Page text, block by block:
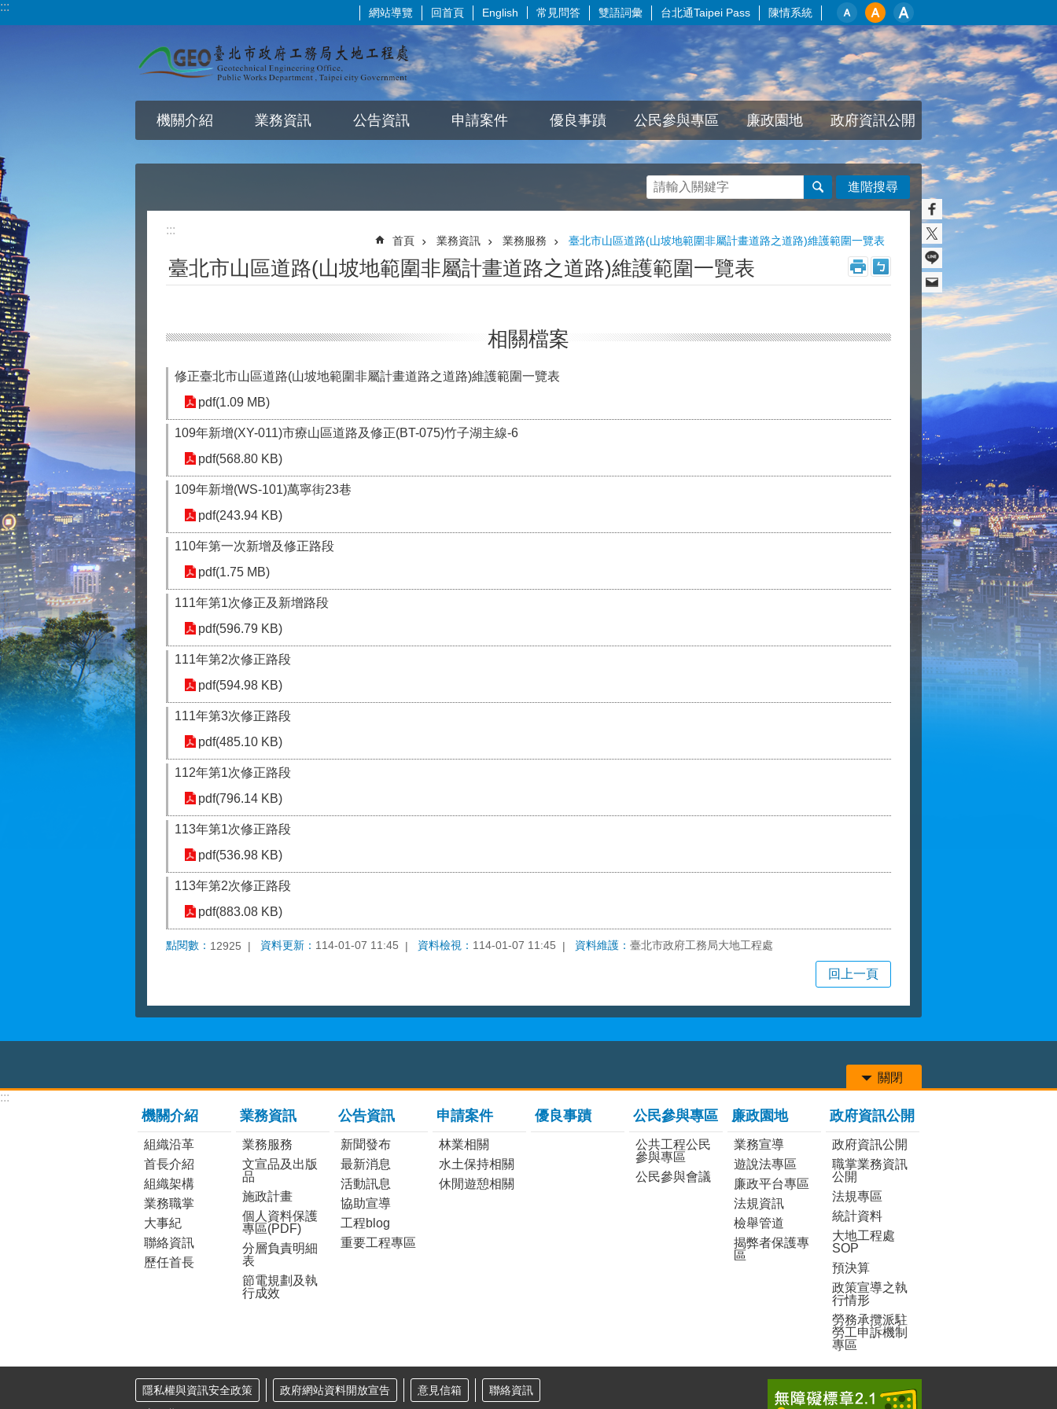
跳到主要內容區塊
::: 網站導覽 回首頁 English 常見問答 雙語詞彙 台北通Taipei Pass 陳情系統
機關介紹 業務資訊 公告資訊 申請案件 優良事蹟 公民參與專區 廉政園地 政府資訊公開
進階搜尋
:::
首頁 業務資訊 業務服務 臺北市山區道路(山坡地範圍非屬計畫道路之道路)維護範圍一覽表
臺北市山區道路(山坡地範圍非屬計畫道路之道路)維護範圍一覽表
相關檔案
修正臺北市山區道路(山坡地範圍非屬計畫道路之道路)維護範圍一覽表
pdf(1.09 MB)
109年新增(XY-011)市療山區道路及修正(BT-075)竹子湖主線-6
pdf(568.80 KB)
109年新增(WS-101)萬寧街23巷
pdf(243.94 KB)
110年第一次新增及修正路段
pdf(1.75 MB)
111年第1次修正及新增路段
pdf(596.79 KB)
111年第2次修正路段
pdf(594.98 KB)
111年第3次修正路段
pdf(485.10 KB)
112年第1次修正路段
pdf(796.14 KB)
113年第1次修正路段
pdf(536.98 KB)
113年第2次修正路段
pdf(883.08 KB)
點閱數： 12925 資料更新： 114-01-07 11:45 資料檢視： 114-01-07 11:45 資料維護： 臺北市政府工務局大地工程處
回上一頁
關閉
:::
機關介紹
組織沿革
首長介紹
組織架構
業務職掌
大事紀
聯絡資訊
歷任首長
業務資訊
業務服務
文宣品及出版
品
施政計畫
個人資料保護
專區(PDF)
分層負責明細
表
節電規劃及執
行成效
公告資訊
新聞發布
最新消息
活動訊息
協助宣導
工程blog
重要工程專區
申請案件
林業相關
水土保持相關
休閒遊憩相關
優良事蹟 公民參與專區
公共工程公民
參與專區
公民參與會議
廉政園地
業務宣導
遊說法專區
廉政平台專區
法規資訊
檢舉管道
揭弊者保護專
區
政府資訊公開
政府資訊公開
職掌業務資訊
公開
法規專區
統計資料
大地工程處
SOP
預決算
政策宣導之執
行情形
勞務承攬派駐
勞工申訴機制
專區
隱私權與資訊安全政策 政府網站資料開放宣告 意見信箱
聯絡資訊